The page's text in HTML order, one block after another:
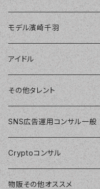
モデル濱崎千羽
アイドル
その他タレント
SNS広告運用コンサル一般
Cryptoコンサル
物販その他オススメ